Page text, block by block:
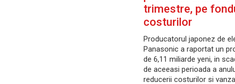
trimestre, pe
costurilor
Producatorul japonez de
Panasonic a raportat un
de 6,11 miliarde yeni, in
de aceeasi perioada a
reducerii costurilor si